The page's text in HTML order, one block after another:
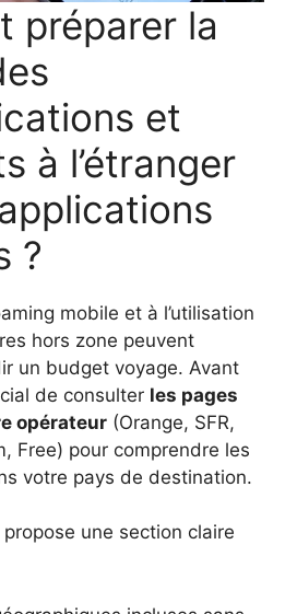
préparer la
et
à l’étranger
?
mobile et à l’utilisation
hors zone peuvent
un budget voyage. Avant
de consulter les pages
opérateur (Orange, SFR,
Free) pour comprendre les
votre pays de destination.
une section claire